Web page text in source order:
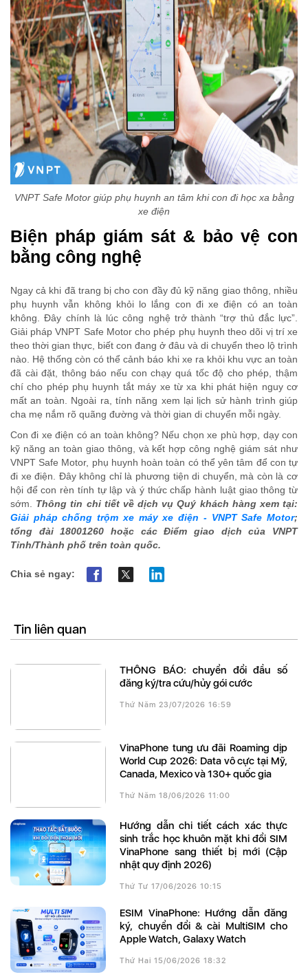
VNPT Safe Motor giúp phụ huynh an tâm khi con đi học xa bằng
xe điện
Biện pháp giám sát & bảo vệ con
bằng công nghệ
Ngay cả khi đã trang bị cho con đầy đủ kỹ năng giao thông, nhiều
phụ huynh vẫn không khỏi lo lắng con đi xe điện có an toàn
không. Đây chính là lúc công nghệ trở thành “trợ thủ đắc lực”.
Giải pháp VNPT Safe Motor cho phép phụ huynh theo dõi vị trí xe
theo thời gian thực, biết con đang ở đâu và di chuyển theo lộ trình
nào. Hệ thống còn có thể cảnh báo khi xe ra khỏi khu vực an toàn
đã cài đặt, thông báo nếu con chạy quá tốc độ cho phép, thậm
chí cho phép phụ huynh tắt máy xe từ xa khi phát hiện nguy cơ
mất an toàn. Ngoài ra, tính năng xem lại lịch sử hành trình giúp
cha mẹ nắm rõ quãng đường và thời gian di chuyển mỗi ngày.
Con đi xe điện có an toàn không? Nếu chọn xe phù hợp, dạy con
kỹ năng an toàn giao thông, và kết hợp công nghệ giám sát như
VNPT Safe Motor, phụ huynh hoàn toàn có thể yên tâm để con tự
đi xe điện. Đây không chỉ là phương tiện di chuyển, mà còn là cơ
hội để con rèn tính tự lập và ý thức chấp hành luật giao thông từ
sớm. Thông tin chi tiết về dịch vụ Quý khách hàng xem tại:
Giải pháp chống trộm xe máy xe điện - VNPT Safe Motor;
tổng đài 18001260 hoặc các Điểm giao dịch của VNPT
Tỉnh/Thành phố trên toàn quốc.
Chia sẻ ngay:
Tin liên quan
THÔNG BÁO: chuyển đổi đầu số
đăng ký/tra cứu/hủy gói cước
Thứ Năm 23/07/2026 16:59
VinaPhone tung ưu đãi Roaming dịp
World Cup 2026: Data vô cực tại Mỹ,
Canada, Mexico và 130+ quốc gia
Thứ Năm 18/06/2026 11:00
Hướng dẫn chi tiết cách xác thực
sinh trắc học khuôn mặt khi đổi SIM
VinaPhone sang thiết bị mới (Cập
nhật quy định 2026)
Thứ Tư 17/06/2026 10:15
eSIM VinaPhone: Hướng dẫn đăng
ký, chuyển đổi & cài MultiSIM cho
Apple Watch, Galaxy Watch
Thứ Hai 15/06/2026 18:32